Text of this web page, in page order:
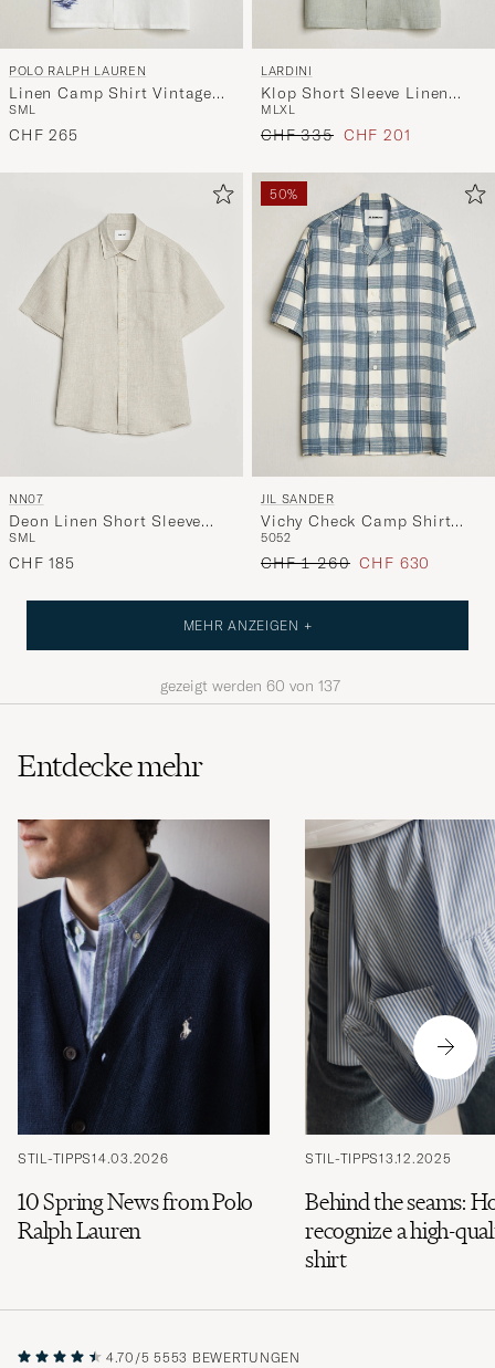
POLO RALPH LAUREN
Linen Camp Shirt Vintage
Nautical Sail
SML
CHF 265
LARDINI
Klop Short Sleeve Linen
Resort Shirt Light Green
M LXL
Regulärer Preis
CHF 335 Reduzierter Preis
CHF 201
NN07
Deon Linen Short Sleeve
Shirt Oat
SML
CHF 185
50%
JIL SANDER
Vichy Check Camp Shirt
Blue/White
5052
Regulärer Preis
CHF 1 260 Reduzierter Preis
CHF 630
MEHR ANZEIGEN +
gezeigt werden 60 von 137
Entdecke mehr
STIL-TIPPS14.03.2026
10 Spring News from Polo
Ralph Lauren
STIL-TIPPS13.12.2025
Behind the seams:
recognize a high-
shirt
4.70/5 5553 BEWERTUNGEN